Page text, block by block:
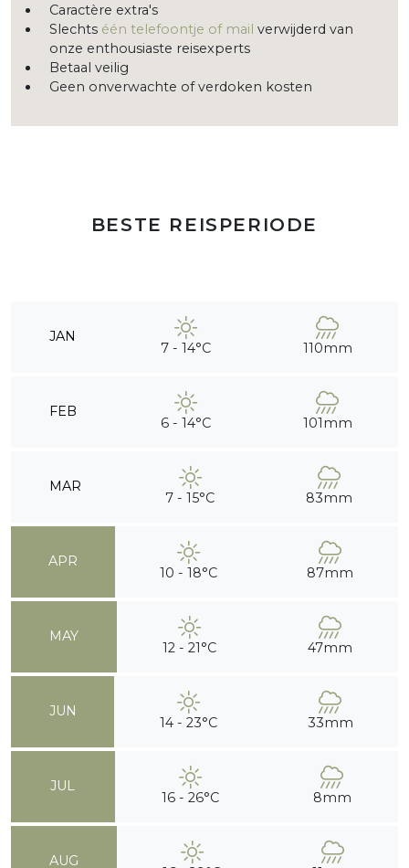
Caractère extra's
Slechts één telefoontje of mail verwijderd van
onze enthousiaste reisexperts
Betaal veilig
Geen onverwachte of verdoken kosten
BESTE REISPERIODE
JAN
7 - 14°C 110mm
FEB
6 - 14°C 101mm
MAR
7 - 15°C 83mm
APR
10 - 18°C 87mm
MAY
12 - 21°C 47mm
JUN
14 - 23°C 33mm
JUL
16 - 26°C 8mm
AUG